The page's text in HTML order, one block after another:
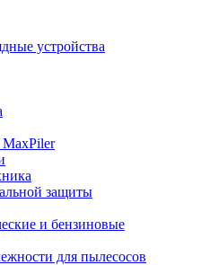
устройства
защиты
и бензиновые
для пылесосов